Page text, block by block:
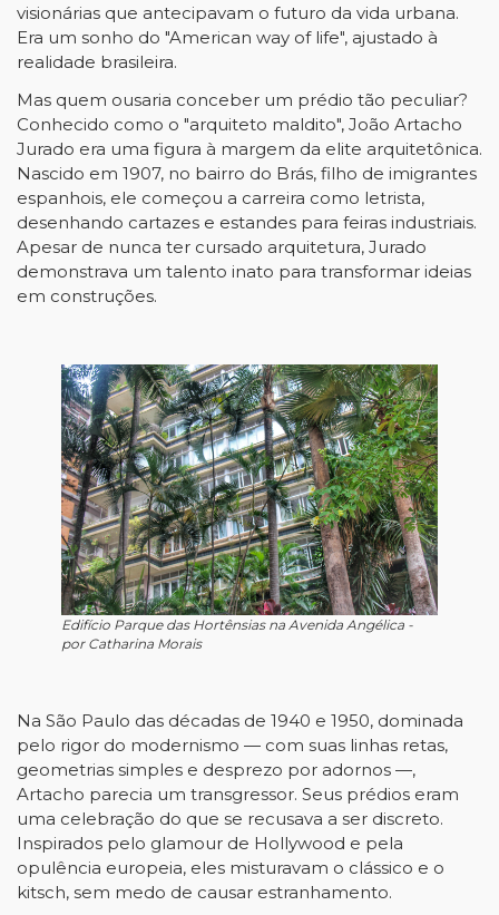
visionárias que antecipavam o futuro da vida urbana.
Era um sonho do "American way of life", ajustado à
realidade brasileira.
Mas quem ousaria conceber um prédio tão peculiar?
Conhecido como o "arquiteto maldito", João Artacho
Jurado era uma figura à margem da elite arquitetônica.
Nascido em 1907, no bairro do Brás, filho de imigrantes
espanhois, ele começou a carreira como letrista,
desenhando cartazes e estandes para feiras industriais.
Apesar de nunca ter cursado arquitetura, Jurado
demonstrava um talento inato para transformar ideias
em construções.
Edifício Parque das Hortênsias na Avenida Angélica -
por Catharina Morais
Na São Paulo das décadas de 1940 e 1950, dominada
pelo rigor do modernismo — com suas linhas retas,
geometrias simples e desprezo por adornos —,
Artacho parecia um transgressor. Seus prédios eram
uma celebração do que se recusava a ser discreto.
Inspirados pelo glamour de Hollywood e pela
opulência europeia, eles misturavam o clássico e o
kitsch, sem medo de causar estranhamento.